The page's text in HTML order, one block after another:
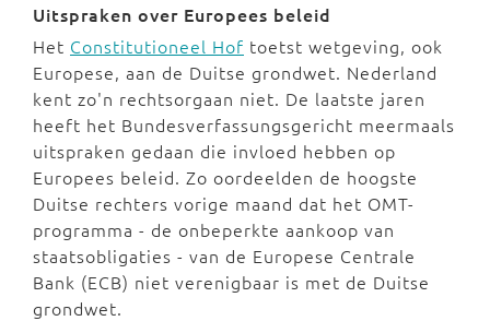
Uitspraken over Europees beleid
Het Constitutioneel Hof toetst wetgeving, ook
Europese, aan de Duitse grondwet. Nederland
kent zo'n rechtsorgaan niet. De laatste jaren
heeft het Bundesverfassungsgericht meermaals
uitspraken gedaan die invloed hebben op
Europees beleid. Zo oordeelden de hoogste
Duitse rechters vorige maand dat het OMT-
programma - de onbeperkte aankoop van
staatsobligaties - van de Europese Centrale
Bank (ECB) niet verenigbaar is met de Duitse
grondwet.